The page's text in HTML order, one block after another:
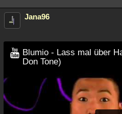
Jana96
Blumio - Lass mal über
Don Tone)